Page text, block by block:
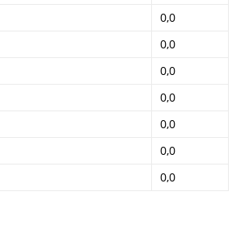
0,0
0,0
0,0
0,0
0,0
0,0
0,0